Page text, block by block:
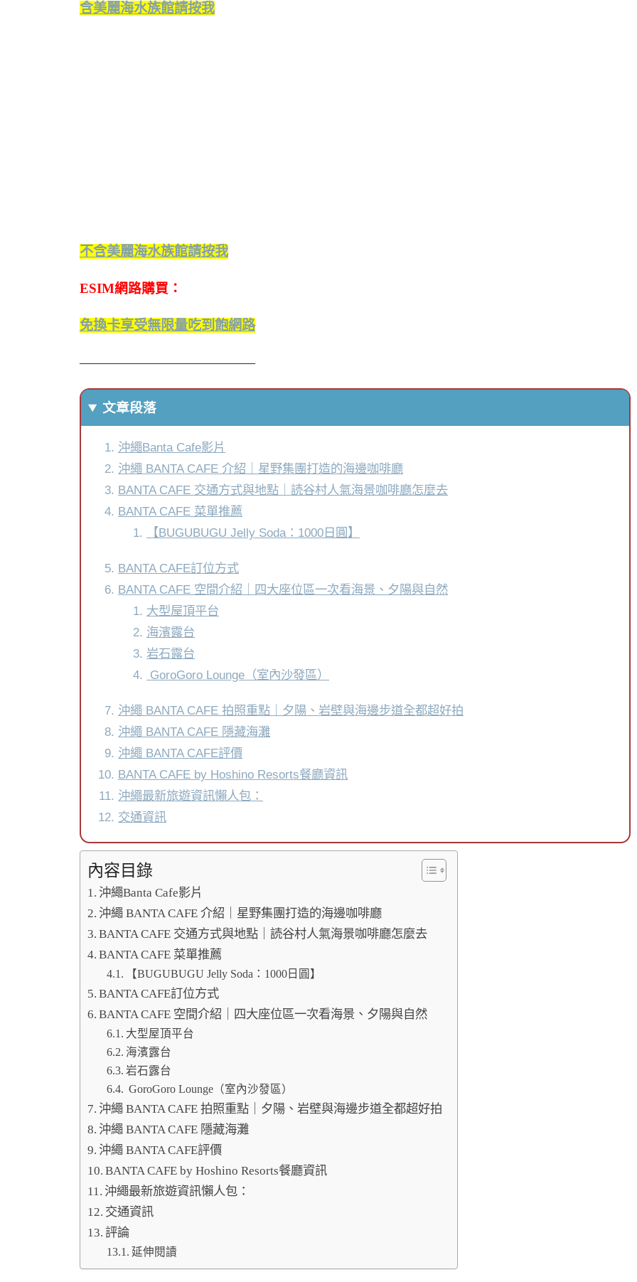
含美麗海水族館請按我
不含美麗海水族館請按我
ESIM網路購買：
免換卡享受無限量吃到飽網路
—————————————
文章段落
沖繩Banta Cafe影片
沖繩 BANTA CAFE 介紹｜星野集團打造的海邊咖啡廳
BANTA CAFE 交通方式與地點｜読谷村人氣海景咖啡廳怎麼去
BANTA CAFE 菜單推薦
【BUGUBUGU Jelly Soda：1000日圓】
BANTA CAFE訂位方式
BANTA CAFE 空間介紹｜四大座位區一次看海景、夕陽與自然
大型屋頂平台
海濱露台
岩石露台
GoroGoro Lounge（室內沙發區）
沖繩 BANTA CAFE 拍照重點｜夕陽、岩壁與海邊步道全都超好拍
沖繩 BANTA CAFE 隱藏海灘
沖繩 BANTA CAFE評價
BANTA CAFE by Hoshino Resorts餐廳資訊
沖繩最新旅遊資訊懶人包：
交通資訊
內容目錄
沖繩Banta Cafe影片
沖繩 BANTA CAFE 介紹｜星野集團打造的海邊咖啡廳
BANTA CAFE 交通方式與地點｜読谷村人氣海景咖啡廳怎麼去
BANTA CAFE 菜單推薦
【BUGUBUGU Jelly Soda：1000日圓】
BANTA CAFE訂位方式
BANTA CAFE 空間介紹｜四大座位區一次看海景、夕陽與自然
大型屋頂平台
海濱露台
岩石露台
GoroGoro Lounge（室內沙發區）
沖繩 BANTA CAFE 拍照重點｜夕陽、岩壁與海邊步道全都超好拍
沖繩 BANTA CAFE 隱藏海灘
沖繩 BANTA CAFE評價
BANTA CAFE by Hoshino Resorts餐廳資訊
沖繩最新旅遊資訊懶人包：
交通資訊
評論
延伸閱讀